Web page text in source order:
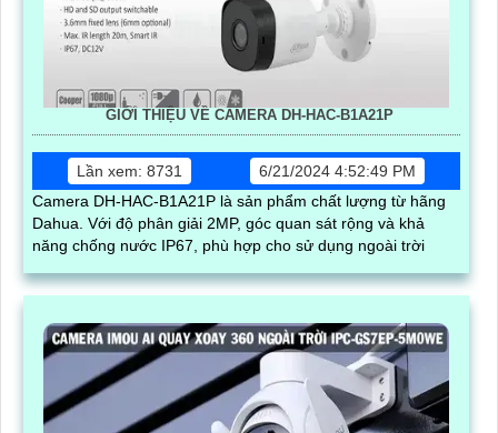
GIỚI THIỆU VỀ CAMERA DH-HAC-B1A21P
Lần xem: 8731
6/21/2024 4:52:49 PM
Camera DH-HAC-B1A21P là sản phẩm chất lượng từ hãng
Dahua. Với độ phân giải 2MP, góc quan sát rộng và khả
năng chống nước IP67, phù hợp cho sử dụng ngoài trời